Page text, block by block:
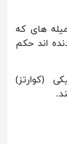
های که
اند حکم
(کوارتز)